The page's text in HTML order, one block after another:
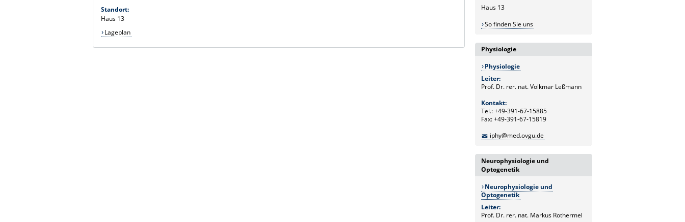
Standort:
Haus 13
Lageplan
Haus 13
So finden Sie uns
Physiologie
Physiologie
Leiter:
Prof. Dr. rer. nat. Volkmar Leßmann
Kontakt:
Tel.: +49-391-67-15885
Fax: +49-391-67-15819
iphy@med.ovgu.de
Neurophysiologie und
Optogenetik
Neurophysiologie und
Optogenetik
Leiter:
Prof. Dr. rer. nat. Markus Rothermel